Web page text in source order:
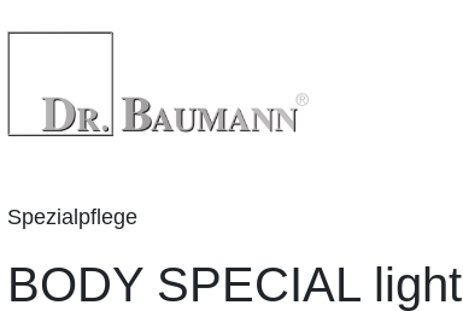
Spezialpflege
BODY SPECIAL light